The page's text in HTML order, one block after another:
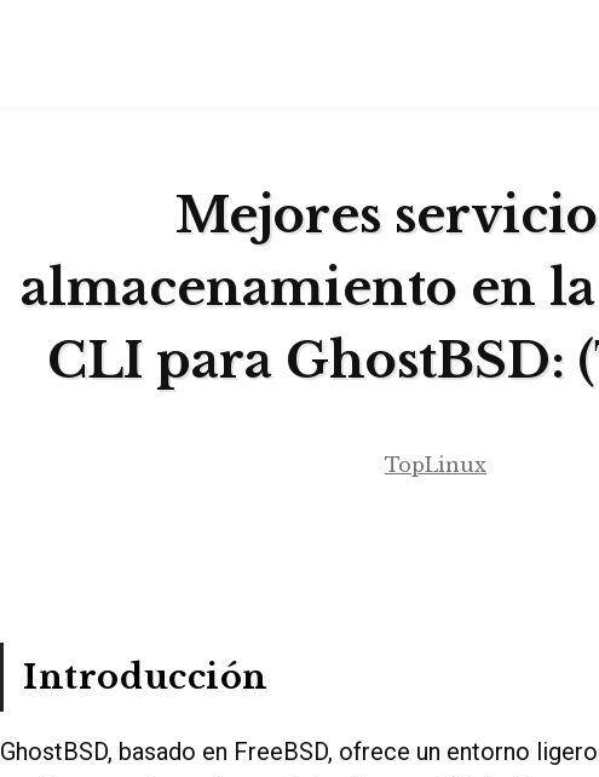
Mejores
almacenamiento en
CLI para GhostBSD:
TopLinux
Introducción
GhostBSD, basado en FreeBSD, ofrece un entorno